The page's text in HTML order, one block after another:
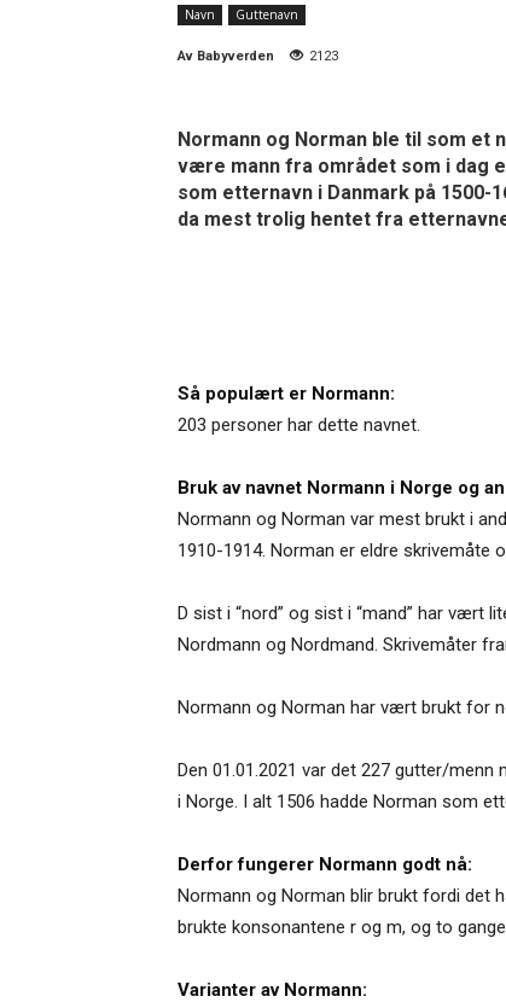
Navn Guttenavn
Av Babyverden 2123
Normann og Norman ble til som et
være mann fra området som i dag
som etternavn i Danmark på
da mest trolig hentet fra
Så populært er Normann:
203 personer har dette navnet.
Bruk av navnet Normann i Norge og
Normann og Norman var mest brukt i
1910-1914. Norman er eldre skrivemåte
D sist i “nord” og sist i “mand” har vært
Nordmann og Nordmand. Skrivemåter
Normann og Norman har vært brukt for
Den 01.01.2021 var det 227 gutter/
i Norge. I alt 1506 hadde Norman som
Derfor fungerer Normann godt nå:
Normann og Norman blir brukt fordi det
brukte konsonantene r og m, og to
Varianter av Normann: